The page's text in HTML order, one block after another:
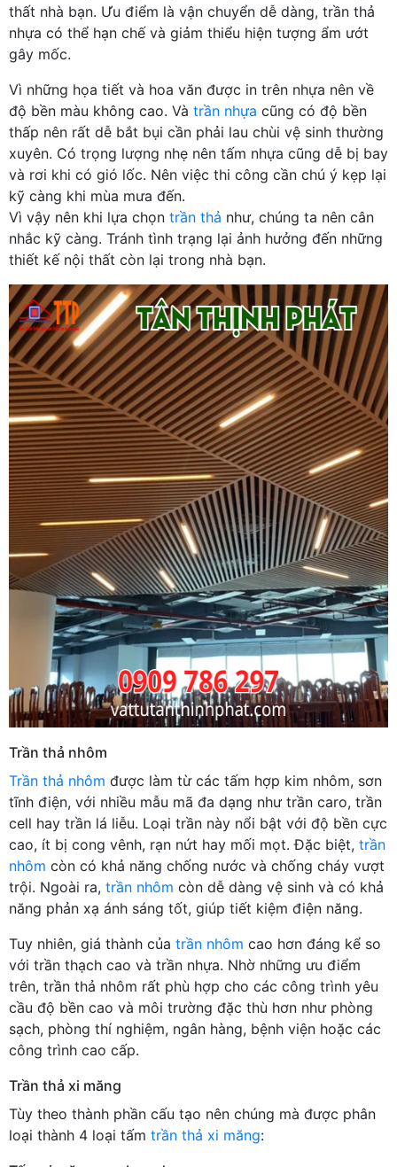
thất nhà bạn. Ưu điểm là vận chuyển dễ dàng, trần thả
nhựa có thể hạn chế và giảm thiểu hiện tượng ẩm ướt
gây mốc.
Vì những họa tiết và hoa văn được in trên nhựa nên về
độ bền màu không cao. Và trần nhựa cũng có độ bền
thấp nên rất dễ bắt bụi cần phải lau chùi vệ sinh thường
xuyên. Có trọng lượng nhẹ nên tấm nhựa cũng dễ bị bay
và rơi khi có gió lốc. Nên việc thi công cần chú ý kẹp lại
kỹ càng khi mùa mưa đến.
Vì vậy nên khi lựa chọn trần thả như, chúng ta nên cân
nhắc kỹ càng. Tránh tình trạng lại ảnh hưởng đến những
thiết kế nội thất còn lại trong nhà bạn.
Trần thả nhôm
Trần thả nhôm được làm từ các tấm hợp kim nhôm, sơn
tĩnh điện, với nhiều mẫu mã đa dạng như trần caro, trần
cell hay trần lá liễu. Loại trần này nổi bật với độ bền cực
cao, ít bị cong vênh, rạn nứt hay mối mọt. Đặc biệt, trần
nhôm còn có khả năng chống nước và chống cháy vượt
trội. Ngoài ra, trần nhôm còn dễ dàng vệ sinh và có khả
năng phản xạ ánh sáng tốt, giúp tiết kiệm điện năng.
Tuy nhiên, giá thành của trần nhôm cao hơn đáng kể so
với trần thạch cao và trần nhựa. Nhờ những ưu điểm
trên, trần thả nhôm rất phù hợp cho các công trình yêu
cầu độ bền cao và môi trường đặc thù hơn như phòng
sạch, phòng thí nghiệm, ngân hàng, bệnh viện hoặc các
công trình cao cấp.
Trần thả xi măng
Tùy theo thành phần cấu tạo nên chúng mà được phân
loại thành 4 loại tấm trần thả xi măng: